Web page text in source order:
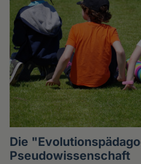
Die
Pseudowissenschaft